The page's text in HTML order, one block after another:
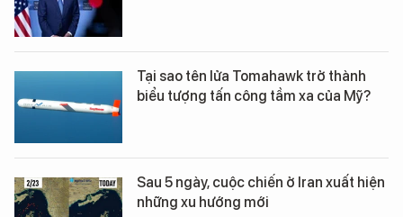
Tại sao tên lửa Tomahawk trở thành
biểu tượng tấn công tầm xa của Mỹ?
Sau 5 ngày, cuộc chiến ở Iran xuất hiện
những xu hướng mới